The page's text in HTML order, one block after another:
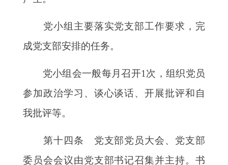
党小组主要落实党支部工作要求，完
成党支部安排的任务。
党小组会一般每月召开1次，组织党员
参加政治学习、谈心谈话、开展批评和自
我批评等。
第十四条 党支部党员大会、党支部
委员会会议由党支部书记召集并主持。书